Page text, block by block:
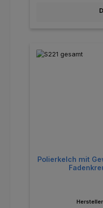
Polierkelch mit